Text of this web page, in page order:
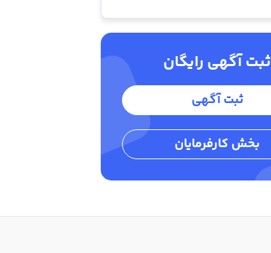
ثبت آگهی رایگان
ثبت آگهی
بخش کارفرمایان